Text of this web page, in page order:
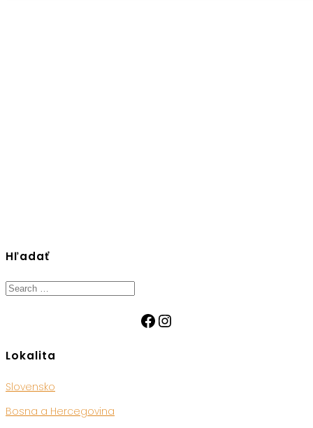
Hľadať
Search
Facebook
Instagram
Lokalita
Slovensko
Bosna a Hercegovina